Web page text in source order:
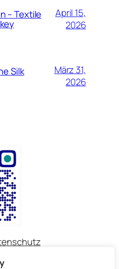
– Textile
April 15,
2026
Silk
März 31,
2026